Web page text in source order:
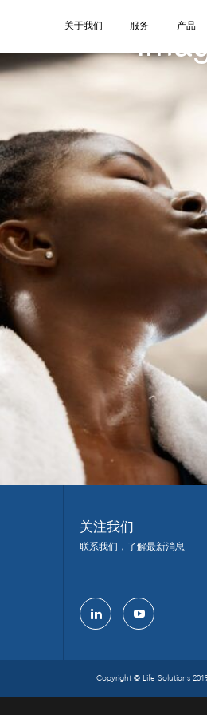
关于我们 服务 产品
关注我们
联系我们，了解最新消息
Copyright © Life Solutions